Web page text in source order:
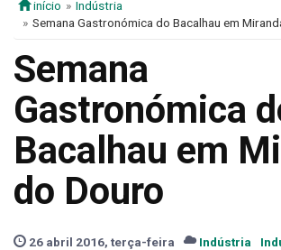
início
Indústria
Semana Gastronómica do Bacalhau em
Semana
Gastronómica
Bacalhau em
do Douro
26 abril 2016, terça-feira Indústria